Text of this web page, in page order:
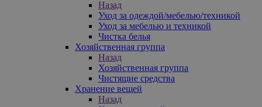
Назад
Уход за одеждой/мебелью/техникой
Уход за мебелью и техникой
Чистка белья
Хозяйственная группа
Назад
Хозяйственная группа
Чистящие средства
Хранение вещей
Назад